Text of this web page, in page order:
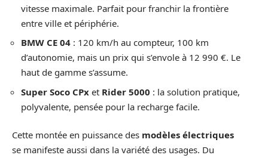
vitesse maximale. Parfait pour franchir la frontière
entre ville et périphérie.
BMW CE 04 : 120 km/h au compteur, 100 km
d’autonomie, mais un prix qui s’envole à 12 990 €. Le
haut de gamme s’assume.
Super Soco CPx et Rider 5000 : la solution pratique,
polyvalente, pensée pour la recharge facile.
Cette montée en puissance des modèles électriques
se manifeste aussi dans la variété des usages. Du